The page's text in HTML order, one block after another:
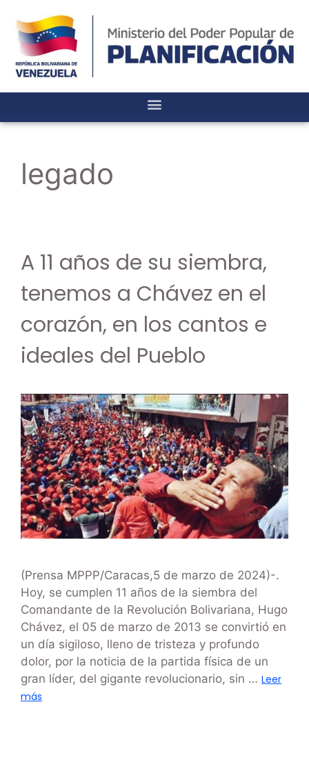
legado
A 11 años de su siembra,
tenemos a Chávez en el
corazón, en los cantos e
ideales del Pueblo
(Prensa MPPP/Caracas,5 de marzo de 2024)-.
Hoy, se cumplen 11 años de la siembra del
Comandante de la Revolución Bolivariana, Hugo
Chávez, el 05 de marzo de 2013 se convirtió en
un día sigiloso, lleno de tristeza y profundo
dolor, por la noticia de la partida física de un
gran líder, del gigante revolucionario, sin … Leer
más